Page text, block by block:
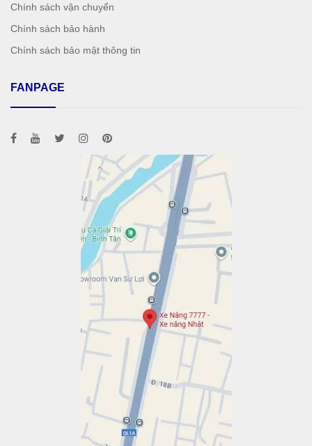
Chính sách vận chuyển
Chính sách bảo hành
Chính sách bảo mật thông tin
FANPAGE